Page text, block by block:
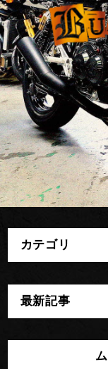
カテゴリ
最新記事